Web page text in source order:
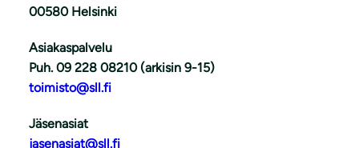
00580 Helsinki
Asiakaspalvelu
Puh. 09 228 08210 (arkisin 9-15)
toimisto@sll.fi
Jäsenasiat
jasenasiat@sll.fi